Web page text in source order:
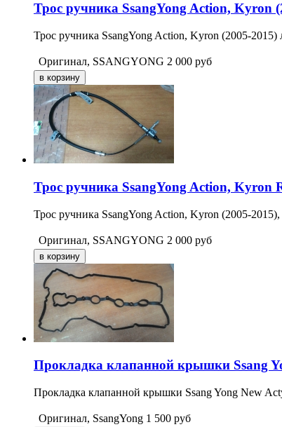
Трос ручника SsangYong Action, Kyron
Трос ручника SsangYong Action, Kyron (2005-2015)
Оригинал, SSANGYONG 2 000 руб
Трос ручника SsangYong Action, Kyron
Трос ручника SsangYong Action, Kyron (2005-2015),
Оригинал, SSANGYONG 2 000 руб
Прокладка клапанной крышки Ssang
Прокладка клапанной крышки Ssang Yong New
Оригинал, SsangYong 1 500 руб